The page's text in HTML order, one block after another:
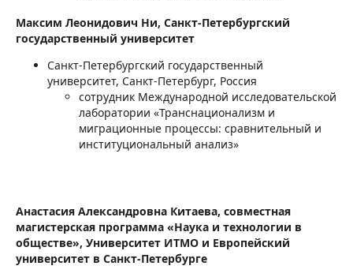
Максим Леонидович Ни, Санкт-Петербургский
государственный университет
Санкт-Петербургский государственный
университет, Санкт-Петербург, Россия
сотрудник Международной исследовательской
лаборатории «Транснационализм и
миграционные процессы: сравнительный и
институциональный анализ»
Анастасия Александровна Китаева, совместная
магистерская программа «Наука и технологии в
обществе», Университет ИТМО и Европейский
университет в Санкт-Петербурге